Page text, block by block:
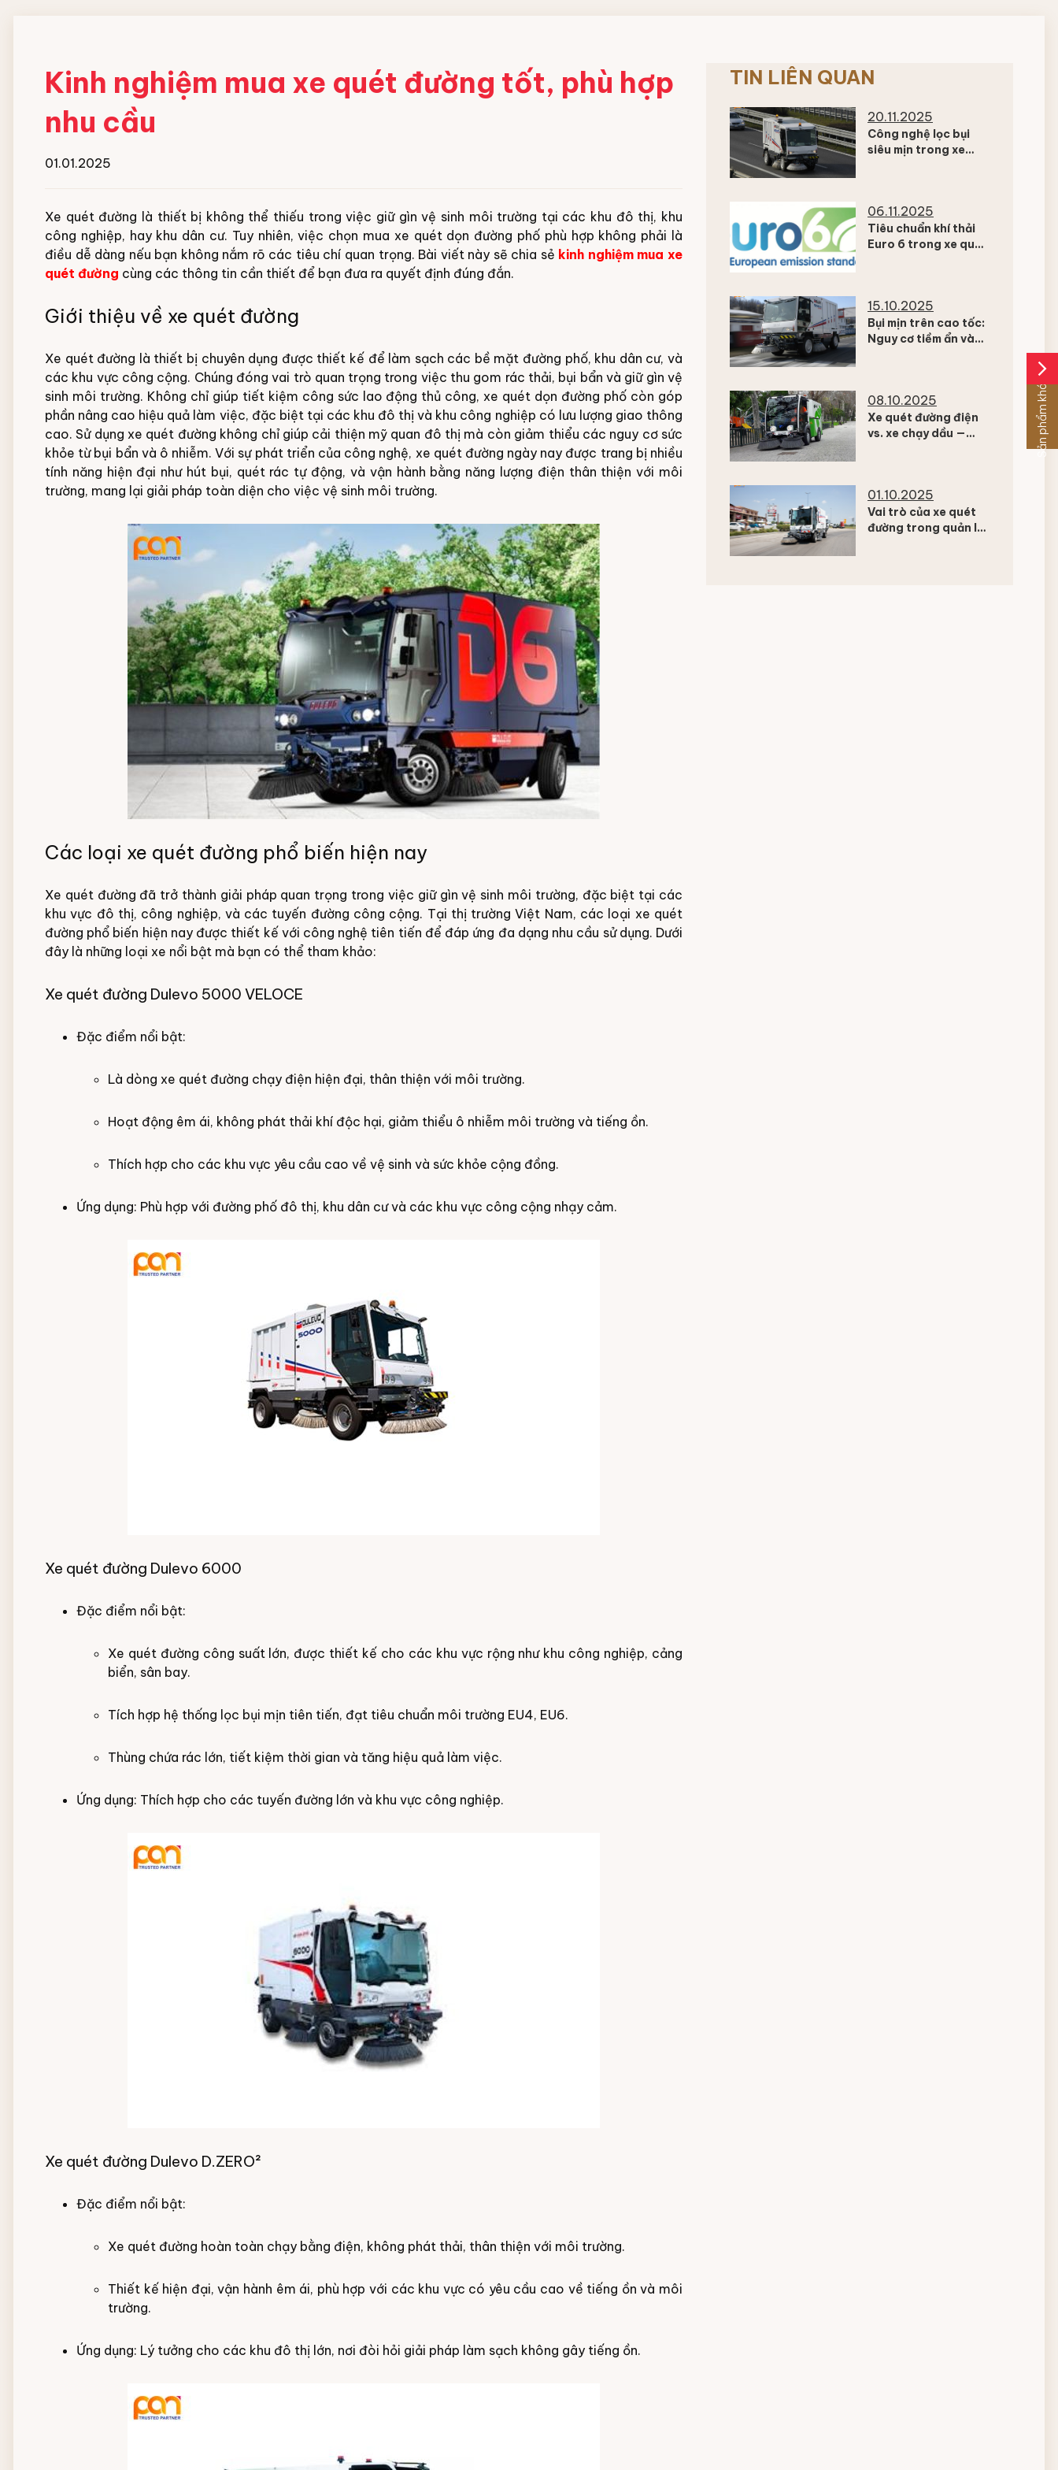
Kinh nghiệm mua xe quét đường tốt, phù hợp
nhu cầu
01.01.2025
Xe quét đường là thiết bị không thể thiếu trong việc giữ gìn vệ sinh môi trường tại các khu đô thị, khu
công nghiệp, hay khu dân cư. Tuy nhiên, việc chọn mua xe quét dọn đường phố phù hợp không phải là
điều dễ dàng nếu bạn không nắm rõ các tiêu chí quan trọng. Bài viết này sẽ chia sẻ kinh nghiệm mua xe
quét đường cùng các thông tin cần thiết để bạn đưa ra quyết định đúng đắn.
Giới thiệu về xe quét đường
Xe quét đường là thiết bị chuyên dụng được thiết kế để làm sạch các bề mặt đường phố, khu dân cư, và
các khu vực công cộng. Chúng đóng vai trò quan trọng trong việc thu gom rác thải, bụi bẩn và giữ gìn vệ
sinh môi trường. Không chỉ giúp tiết kiệm công sức lao động thủ công, xe quét dọn đường phố còn góp
phần nâng cao hiệu quả làm việc, đặc biệt tại các khu đô thị và khu công nghiệp có lưu lượng giao thông
cao. Sử dụng xe quét đường không chỉ giúp cải thiện mỹ quan đô thị mà còn giảm thiểu các nguy cơ sức
khỏe từ bụi bẩn và ô nhiễm. Với sự phát triển của công nghệ, xe quét đường ngày nay được trang bị nhiều
tính năng hiện đại như hút bụi, quét rác tự động, và vận hành bằng năng lượng điện thân thiện với môi
trường, mang lại giải pháp toàn diện cho việc vệ sinh môi trường.
Các loại xe quét đường phổ biến hiện nay
Xe quét đường đã trở thành giải pháp quan trọng trong việc giữ gìn vệ sinh môi trường, đặc biệt tại các
khu vực đô thị, công nghiệp, và các tuyến đường công cộng. Tại thị trường Việt Nam, các loại xe quét
đường phổ biến hiện nay được thiết kế với công nghệ tiên tiến để đáp ứng đa dạng nhu cầu sử dụng. Dưới
đây là những loại xe nổi bật mà bạn có thể tham khảo:
Xe quét đường Dulevo 5000 VELOCE
Đặc điểm nổi bật:
Là dòng xe quét đường chạy điện hiện đại, thân thiện với môi trường.
Hoạt động êm ái, không phát thải khí độc hại, giảm thiểu ô nhiễm môi trường và tiếng ồn.
Thích hợp cho các khu vực yêu cầu cao về vệ sinh và sức khỏe cộng đồng.
Ứng dụng: Phù hợp với đường phố đô thị, khu dân cư và các khu vực công cộng nhạy cảm.
Xe quét đường Dulevo 6000
Đặc điểm nổi bật:
Xe quét đường công suất lớn, được thiết kế cho các khu vực rộng như khu công nghiệp, cảng
biển, sân bay.
Tích hợp hệ thống lọc bụi mịn tiên tiến, đạt tiêu chuẩn môi trường EU4, EU6.
Thùng chứa rác lớn, tiết kiệm thời gian và tăng hiệu quả làm việc.
Ứng dụng: Thích hợp cho các tuyến đường lớn và khu vực công nghiệp.
Xe quét đường Dulevo D.ZERO²
Đặc điểm nổi bật:
Xe quét đường hoàn toàn chạy bằng điện, không phát thải, thân thiện với môi trường.
Thiết kế hiện đại, vận hành êm ái, phù hợp với các khu vực có yêu cầu cao về tiếng ồn và môi
trường.
Ứng dụng: Lý tưởng cho các khu đô thị lớn, nơi đòi hỏi giải pháp làm sạch không gây tiếng ồn.
TIN LIÊN QUAN
20.11.2025
Công nghệ lọc bụi
siêu mịn trong xe
thị
06.11.2025
Tiêu chuẩn khí thải
Euro 6 trong xe quét
15.10.2025
Bụi mịn trên cao tốc:
Nguy cơ tiềm ẩn và
08.10.2025
Xe quét đường điện
vs. xe chạy dầu —
01.10.2025
Vai trò của xe quét
đường trong quản lý
arrow_forward_ios
Sản phẩm khác